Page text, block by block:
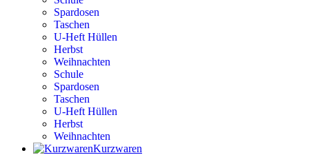
Spardosen
Taschen
U-Heft Hüllen
Herbst
Weihnachten
Schule
Spardosen
Taschen
U-Heft Hüllen
Herbst
Weihnachten
Kurzwaren